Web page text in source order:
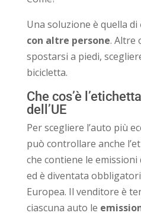
Una soluzione è quella di
con altre persone. Altre
spostarsi a piedi,
bicicletta.
Che cos’è
dell’UE
Per scegliere l’auto più
può controllare anche
che contiene le
ed è diventata
Europea. Il venditore è
ciascuna auto le